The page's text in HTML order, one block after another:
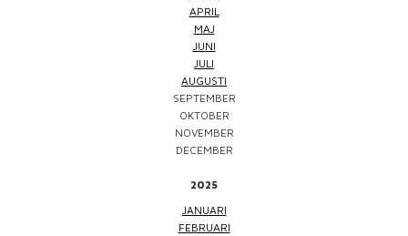
APRIL
MAJ
JUNI
JULI
AUGUSTI
SEPTEMBER
OKTOBER
NOVEMBER
DECEMBER
2025
JANUARI
FEBRUARI